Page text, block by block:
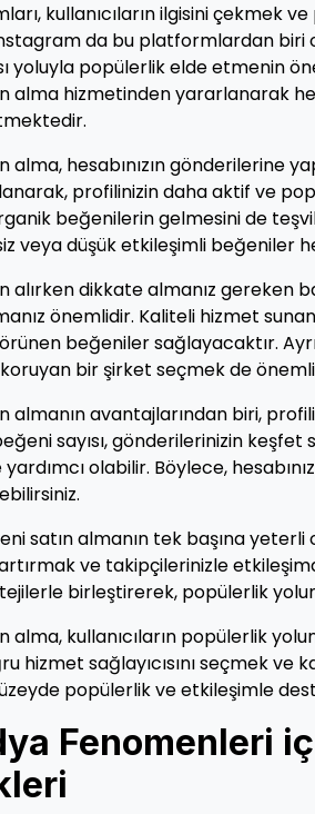
kullanıcıların ilgisini çekmek
da bu platformlardan biri
yoluyla popülerlik elde etmenin
alma hizmetinden yararlanarak
alma, hesabınızın gönderilerine
profilinizin daha aktif ve
beğenilerin gelmesini de
veya düşük etkileşimli beğeniler
alırken dikkate almanız gereken
önemlidir. Kaliteli hizmet
beğeniler sağlayacaktır.
bir şirket seçmek de
almanın avantajlarından biri,
sayısı, gönderilerinizin
olabilir. Böylece,
satın almanın tek başına yeterli
ve takipçilerinizle
birleştirerek, popülerlik
alma, kullanıcıların popülerlik
hizmet sağlayıcısını seçmek ve
popülerlik ve etkileşimle
Fenomenleri